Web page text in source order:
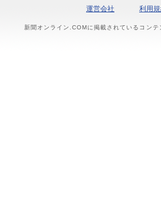
運営会社 利用
新聞オンライン.COMに掲載されているコン